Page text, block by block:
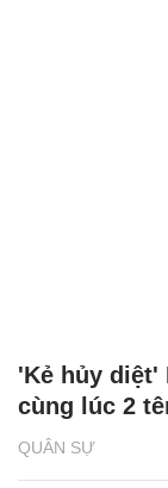
QUÂN SỰ
'Kẻ hủy diệt'
cùng lúc 2